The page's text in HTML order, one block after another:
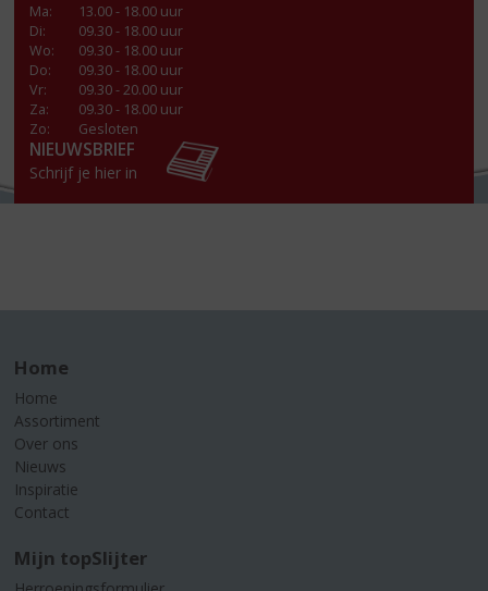
Ma:
13.00 - 18.00 uur
Di:
09.30 - 18.00 uur
Wo:
09.30 - 18.00 uur
Do:
09.30 - 18.00 uur
Vr:
09.30 - 20.00 uur
Za:
09.30 - 18.00 uur
Zo:
Gesloten
NIEUWSBRIEF
Schrijf je hier in
Home
Home
Assortiment
Over ons
Nieuws
Inspiratie
Contact
Mijn topSlijter